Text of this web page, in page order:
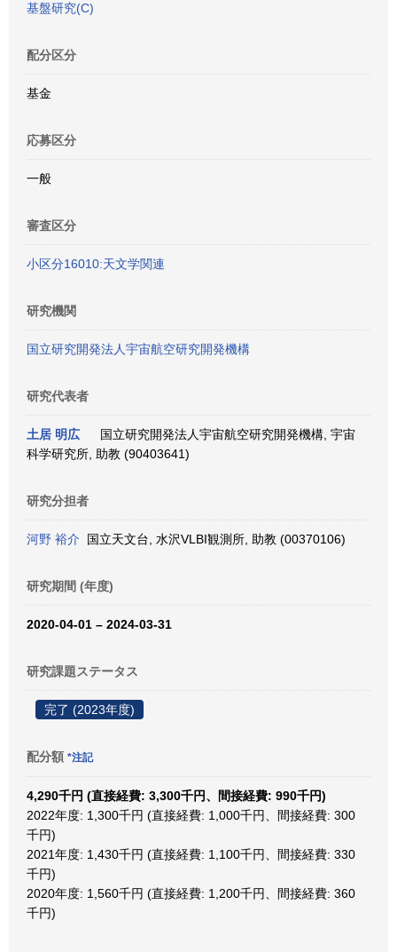
基盤研究(C)
配分区分
基金
応募区分
一般
審査区分
小区分16010:天文学関連
研究機関
国立研究開発法人宇宙航空研究開発機構
研究代表者
土居 明広
国立研究開発法人宇宙航空研究開発機構, 宇宙
科学研究所, 助教 (90403641)
研究分担者
河野 裕介 国立天文台, 水沢VLBI観測所, 助教 (00370106)
研究期間 (年度)
2020-04-01 – 2024-03-31
研究課題ステータス
完了 (2023年度)
配分額 *注記
4,290千円 (直接経費: 3,300千円、間接経費: 990千円)
2022年度: 1,300千円 (直接経費: 1,000千円、間接経費: 300
千円)
2021年度: 1,430千円 (直接経費: 1,100千円、間接経費: 330
千円)
2020年度: 1,560千円 (直接経費: 1,200千円、間接経費: 360
千円)